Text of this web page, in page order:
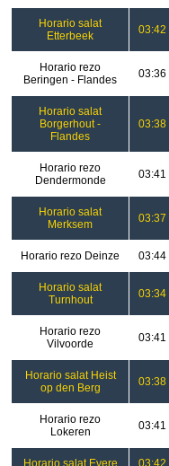
Horario salat
Etterbeek
03:42
Horario rezo
Beringen - Flandes
03:36
Horario salat
Borgerhout -
Flandes
03:38
Horario rezo
Dendermonde
03:41
Horario salat
Merksem
03:37
Horario rezo Deinze 03:44
Horario salat
Turnhout
03:34
Horario rezo
Vilvoorde
03:41
Horario salat Heist
op den Berg
03:38
Horario rezo
Lokeren
03:41
Horario salat Evere 03:42